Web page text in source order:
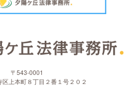
〒543-0001
区上本町８丁目２番１号２０２